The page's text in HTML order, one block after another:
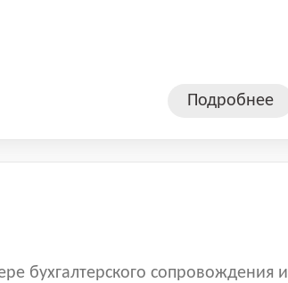
Подробнее
бухгалтерского сопровождения и